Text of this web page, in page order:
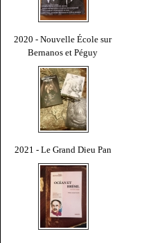
2020 - Nouvelle École sur
Bernanos et Péguy
2021 - Le Grand Dieu Pan